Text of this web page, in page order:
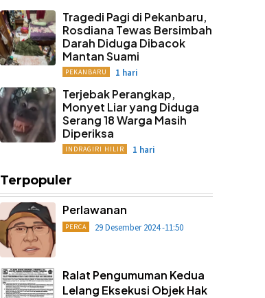
Tragedi Pagi di Pekanbaru,
Rosdiana Tewas Bersimbah
Darah Diduga Dibacok
Mantan Suami
PEKANBARU 1 hari
Terjebak Perangkap,
Monyet Liar yang Diduga
Serang 18 Warga Masih
Diperiksa
INDRAGIRI HILIR 1 hari
Terpopuler
Perlawanan
PERCA 29 Desember 2024 -11:50
Ralat Pengumuman Kedua
Lelang Eksekusi Objek Hak